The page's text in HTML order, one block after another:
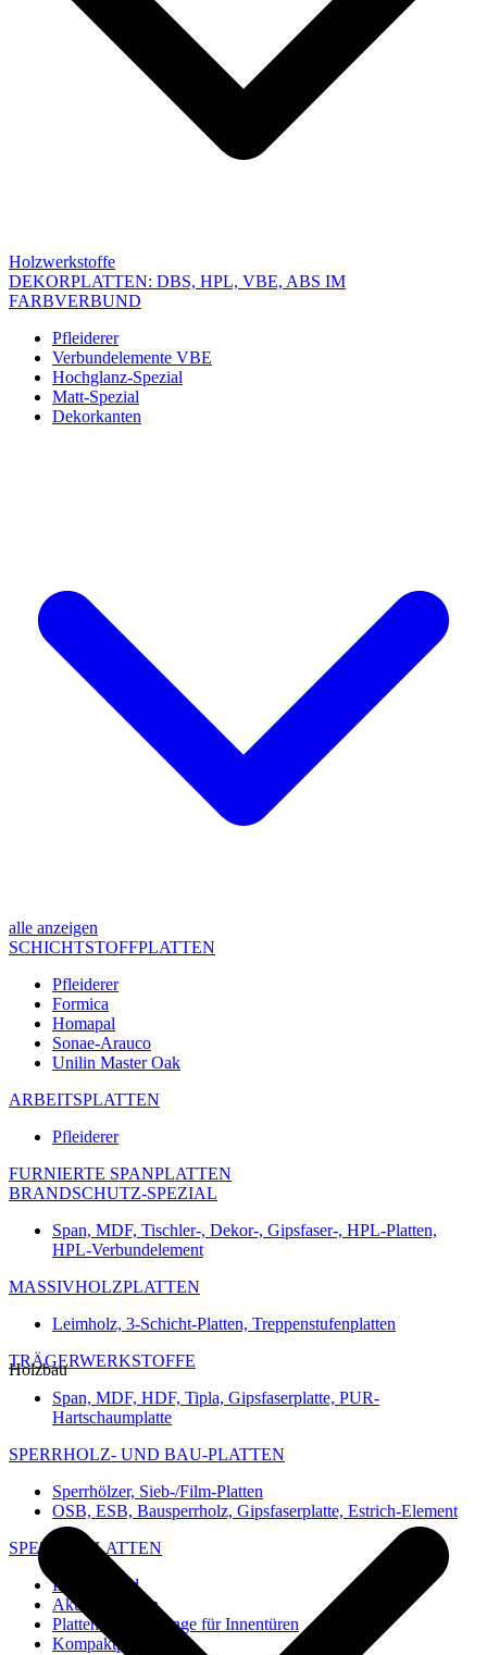
Holzwerkstoffe
DEKORPLATTEN: DBS, HPL, VBE, ABS IM
FARBVERBUND
Pfleiderer
Verbundelemente VBE
Hochglanz-Spezial
Matt-Spezial
Dekorkanten
alle anzeigen
SCHICHTSTOFFPLATTEN
Pfleiderer
Formica
Homapal
Sonae-Arauco
Unilin Master Oak
ARBEITSPLATTEN
Pfleiderer
FURNIERTE SPANPLATTEN
BRANDSCHUTZ-SPEZIAL
Span, MDF, Tischler-, Dekor-, Gipsfaser-, HPL-Platten,
HPL-Verbundelement
MASSIVHOLZPLATTEN
Leimholz, 3-Schicht-Platten, Treppenstufenplatten
TRÄGERWERKSTOFFE
Span, MDF, HDF, Tipla, Gipsfaserplatte, PUR-
Hartschaumplatte
SPERRHOLZ- UND BAU-PLATTEN
Sperrhölzer, Sieb-/Film-Platten
OSB, ESB, Bausperrholz, Gipsfaserplatte, Estrich-Element
SPEZIAL-PLATTEN
Imi-Verbund
Akustik-Platten
Platten und Rohlinge für Innentüren
Kompaktplatten
Holzbau